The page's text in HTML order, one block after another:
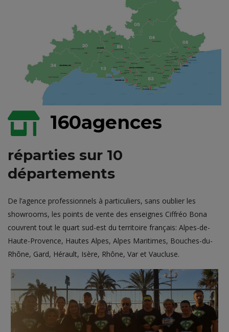
160agences
réparties sur 10
départements
De l’agence professionnels à particuliers, sans oublier les
showrooms, les points de vente des enseignes Ciffréo Bona
couvrent tout le quart sud-est du territoire français: Alpes-de-
Haute-Provence, Hautes Alpes, Alpes Maritimes, Bouches-du-
Rhône, Gard, Hérault, Isère, Rhône, Var et Vaucluse.